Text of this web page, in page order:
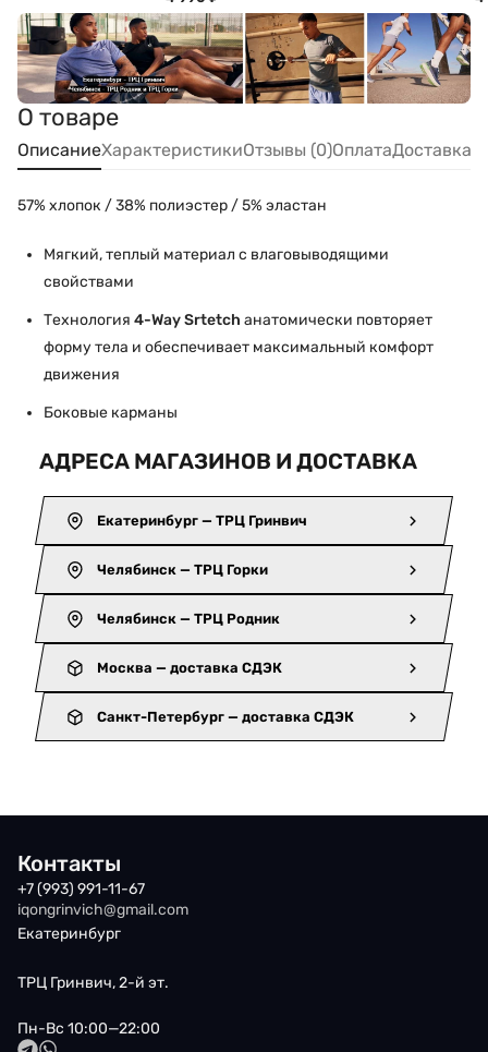
О товаре
ОписаниеХарактеристикиОтзывы (0)ОплатаДоставка
57% хлопок / 38% полиэстер / 5% эластан
Мягкий, теплый материал с влаговыводящими
свойствами
Технология 4-Way Srtetch анатомически повторяет
форму тела и обеспечивает максимальный комфорт
движения
Боковые карманы
АДРЕСА МАГАЗИНОВ И ДОСТАВКА
Екатеринбург — ТРЦ Гринвич
Челябинск — ТРЦ Горки
Челябинск — ТРЦ Родник
Москва — доставка СДЭК
Санкт-Петербург — доставка СДЭК
Контакты
+7 (993) 991-11-67
iqongrinvich@gmail.com
Екатеринбург
ТРЦ Гринвич, 2-й эт.
Пн-Вс 10:00—22:00